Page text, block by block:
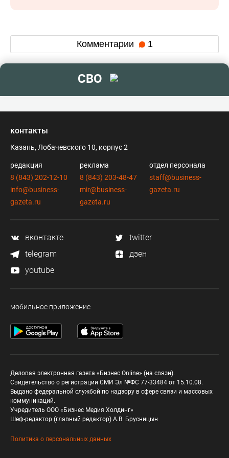
Комментарии 1
СВО
контакты
Казань, Лобачевского 10, корпус 2
редакция
8 (843) 202-12-10
info@business-
gazeta.ru
реклама
8 (843) 203-48-47
mir@business-
gazeta.ru
отдел персонала
staff@business-
gazeta.ru
вконтакте
twitter
telegram
дзен
youtube
мобильное приложение
Деловая электронная газета «Бизнес Online» (на связи).
Свидетельство о регистрации СМИ Эл №ФС 77-33484 от 15.10.08.
Выдано федеральной службой по надзору в сфере связи и массовых
коммуникаций.
Учредитель ООО «Бизнес Медия Холдинг»
Шеф-редактор (главный редактор) А.В. Брусницын
Политика о персональных данных